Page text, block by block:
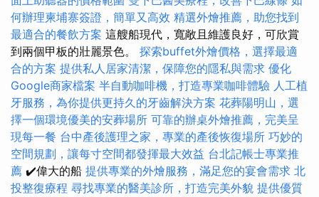
何辦理柬埔寨簽證，簡單又高效 精選外燴推薦，助您找到
最適合的餐飲方案 這艘船現代，寬敞且維護良好，可欣賞
到兩個甲板的壯麗景色。 探索buffet外燴價格，選擇最適
合的方案 提供私人居家清潔，保障您的隱私與需求 優化
Google商家檔案 半自動咖啡機，打造專業咖啡體驗 人工植
牙服務，為你提供更持久的牙齒解決方案 花葬陽明山，選
擇一個環境優美的安葬場所 可靠的辦桌外燴推薦，完美呈
現每一餐 台中產後護理之家，專業的產後恢復場所 巧妙的
空間規劃，讓每寸空間都發揮最大效益 台北記帳士專業推
薦 ✔️偉大的船 提供專業的外燴服務，滿足您的宴會需求 北
投整復療程 尋找專業的醫美診所，打造完美外貌 提供優質